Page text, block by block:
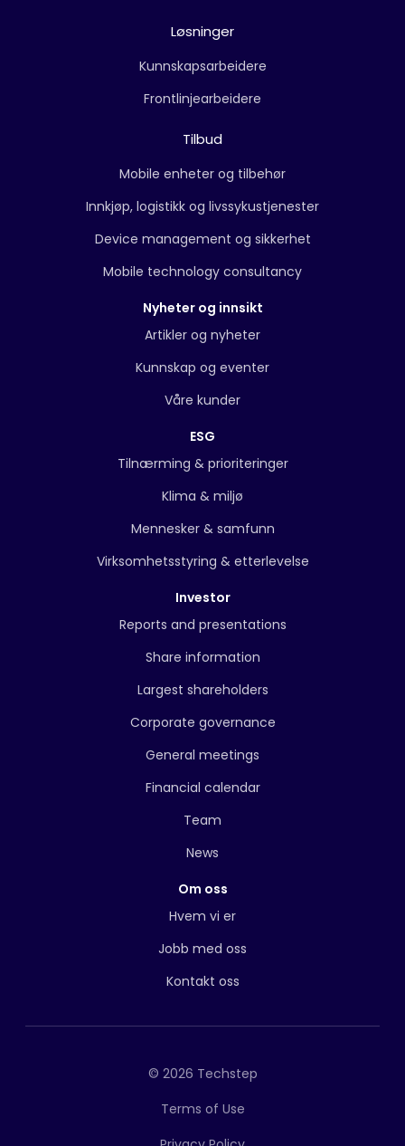
Løsninger
Kunnskapsarbeidere
Frontlinjearbeidere
Tilbud
Mobile enheter og tilbehør
Innkjøp, logistikk og livssykustjenester
Device management og sikkerhet
Mobile technology consultancy
Nyheter og innsikt
Artikler og nyheter
Kunnskap og eventer
Våre kunder
ESG
Tilnærming & prioriteringer
Klima & miljø
Mennesker & samfunn
Virksomhetsstyring & etterlevelse
Investor
Reports and presentations
Share information
Largest shareholders
Corporate governance
General meetings
Financial calendar
Team
News
Om oss
Hvem vi er
Jobb med oss
Kontakt oss
© 2026 Techstep
Terms of Use